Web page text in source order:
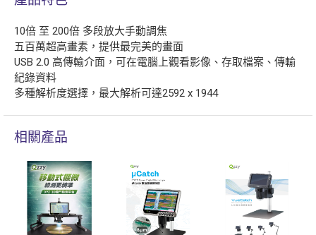
10倍 至 200倍 多段放大手動調焦
五百萬超高畫素，提供最完美的畫面
USB 2.0 高傳輸介面，可在電腦上觀看影像、存取檔案、傳輸
紀錄資料
多種解析度選擇，最大解析可達2592 x 1944
相關產品